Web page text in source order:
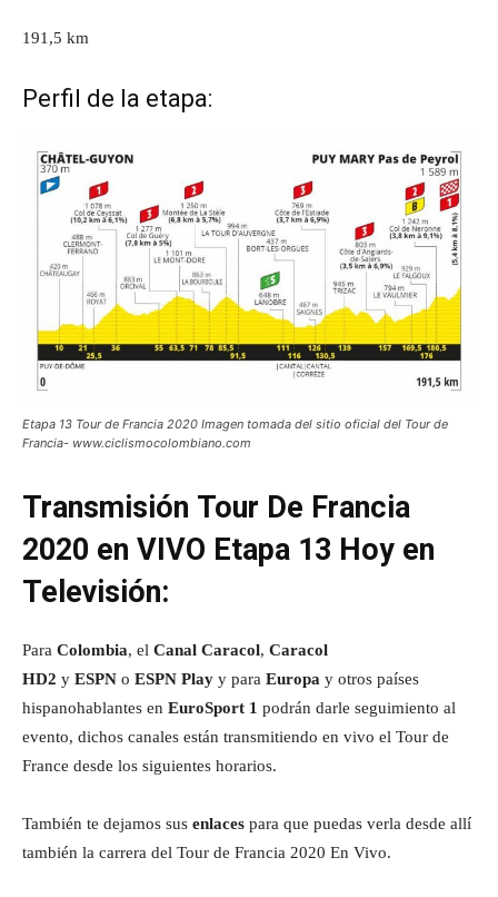
191,5 km
Perfil de la etapa:
Etapa 13 Tour de Francia 2020 Imagen tomada del sitio oficial del Tour de
Francia- www.ciclismocolombiano.com
Transmisión Tour De Francia
2020 en VIVO Etapa 13 Hoy en
Televisión:
Para Colombia, el Canal Caracol, Caracol
HD2 y ESPN o ESPN Play y para Europa y otros países
hispanohablantes en EuroSport 1 podrán darle seguimiento al
evento, dichos canales están transmitiendo en vivo el Tour de
France desde los siguientes horarios.
También te dejamos sus enlaces para que puedas verla desde allí
también la carrera del Tour de Francia 2020 En Vivo.